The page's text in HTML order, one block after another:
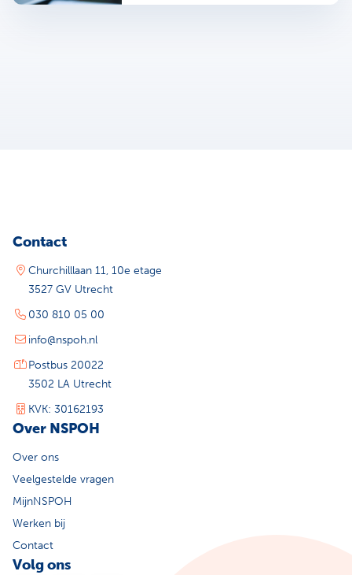
Contact
Churchilllaan 11, 10e etage
3527 GV Utrecht
030 810 05 00
info@nspoh.nl
Postbus 20022
3502 LA Utrecht
KVK: 30162193
Over NSPOH
Over ons
Veelgestelde vragen
MijnNSPOH
Werken bij
Contact
Volg ons